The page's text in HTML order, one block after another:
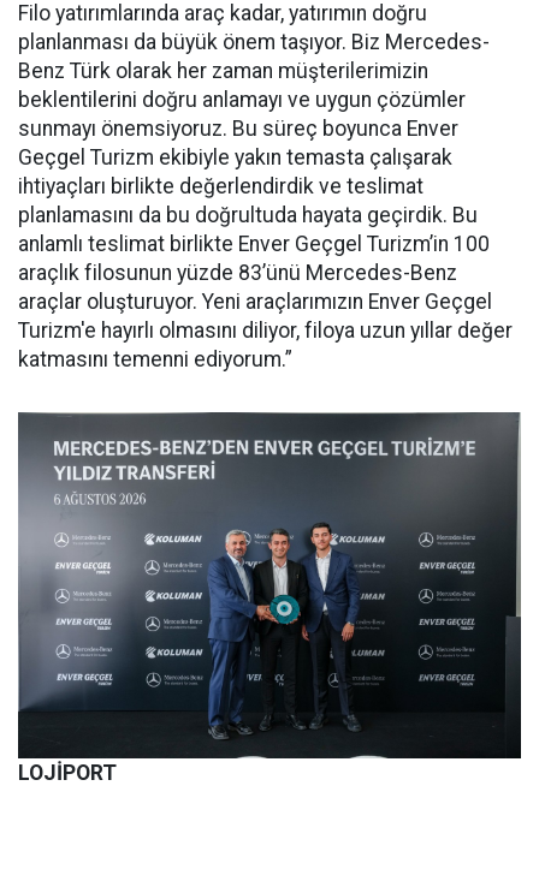
Filo yatırımlarında araç kadar, yatırımın doğru
planlanması da büyük önem taşıyor. Biz Mercedes-
Benz Türk olarak her zaman müşterilerimizin
beklentilerini doğru anlamayı ve uygun çözümler
sunmayı önemsiyoruz. Bu süreç boyunca Enver
Geçgel Turizm ekibiyle yakın temasta çalışarak
ihtiyaçları birlikte değerlendirdik ve teslimat
planlamasını da bu doğrultuda hayata geçirdik. Bu
anlamlı teslimat birlikte Enver Geçgel Turizm’in 100
araçlık filosunun yüzde 83’ünü Mercedes-Benz
araçlar oluşturuyor. Yeni araçlarımızın Enver Geçgel
Turizm'e hayırlı olmasını diliyor, filoya uzun yıllar değer
katmasını temenni ediyorum.”
LOJİPORT